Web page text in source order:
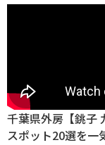
千葉県外房【銚子
スポット20選を一